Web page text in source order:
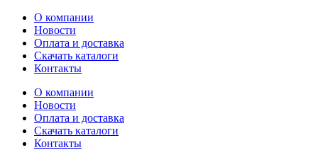
О компании
Новости
Оплата и доставка
Скачать каталоги
Контакты
О компании
Новости
Оплата и доставка
Скачать каталоги
Контакты